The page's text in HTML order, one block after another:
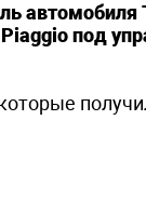
автомобиля
под